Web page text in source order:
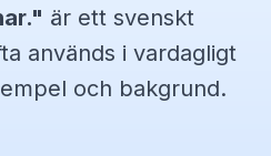
" är ett svenskt
används i vardagligt
och bakgrund.